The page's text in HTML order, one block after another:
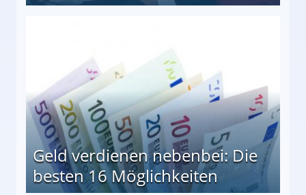
Geld verdienen nebenbei: Die
besten 16 Möglichkeiten